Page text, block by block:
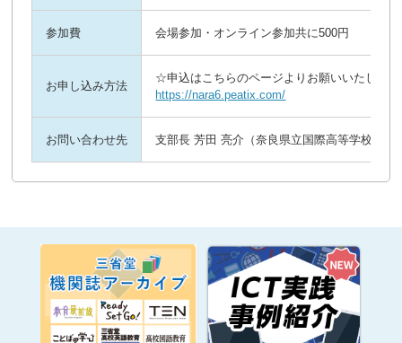
参加費 会場参加・オンライン参加共に500円
お申し込み方法
☆申込はこちらのページよりお願いいたしま
https://nara6.peatix.com/
お問い合わせ先 支部長 芳田 亮介（奈良県立国際高等学校)